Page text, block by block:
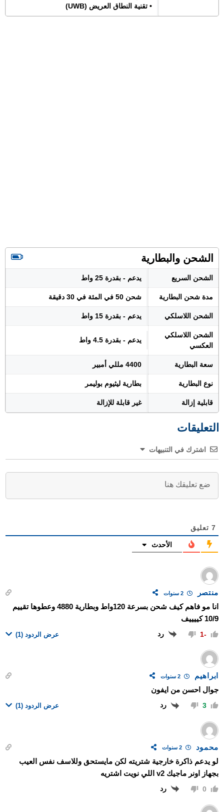
• تقنية النطاق العريض (UWB)
الشحن والبطارية
الشحن السريع يدعم - بقدرة 25 واط
مدة شحن البطارية شحن 50 في المئة في 30 دقيقة
الشحن اللاسلكي يدعم - بقدرة 15 واط
الشحن اللاسلكي
العكسي
يدعم - بقدرة 4.5 واط
سعة البطارية 4400 مللي أمبير
نوع البطارية بطارية ليثيوم بوليمر
قابلية إزالة غير قابلة للإزالة
التعليقات
اشترك في التنبيهات
7 تعليق
الأحدث
منتصر 2 سنوات
انا مو فاهم كيف شحن بسرعة 120واط وبطارية 4880 وعطوها تقييم
10/9 كييييف
-1 رد عرض الردود (1)
ابراهيم
جوال احسن من ايفون
3 رد عرض الردود (1)
محمود 2 سنوات
لو يدعم ذاكرة خارجية شتريته لكن مايستحق وللاسف نفس العيب
بجهاز اونر ماجيك v2 اللي نويت اشتريه
0 رد